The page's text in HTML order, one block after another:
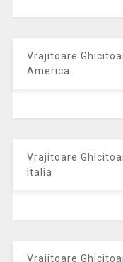
Vrajitoare
America
Vrajitoare
Italia
Vrajitoare